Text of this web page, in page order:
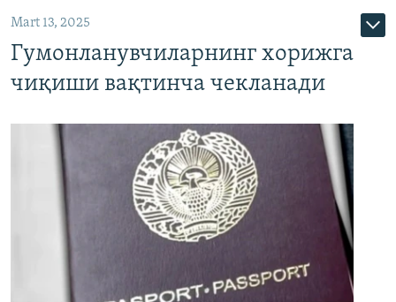
Mart 13, 2025
Гумонланувчиларнинг хорижга
чиқиши вақтинча чекланади